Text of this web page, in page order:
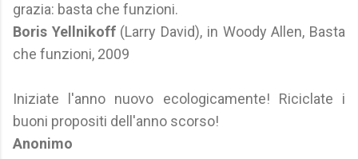
grazia: basta che funzioni.
Boris Yellnikoff(Larry David), in Woody Allen, Basta
che funzioni, 2009
Iniziate l'anno nuovo ecologicamente! Riciclate i
buoni propositi dell'anno scorso!
Anonimo